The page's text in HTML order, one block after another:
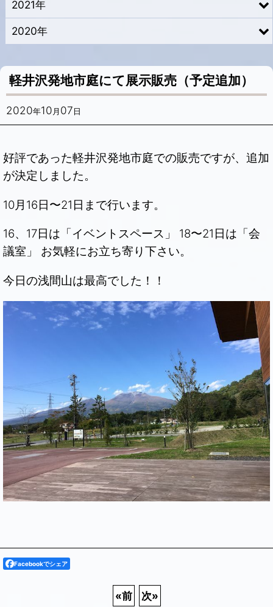
軽井沢発地市庭にて展示販売（予定追加）
2020年10月07日
好評であった軽井沢発地市庭での販売ですが、追加
が決定しました。
10月16日〜21日まで行います。
16、17日は「イベントスペース」 18〜21日は「会
議室」 お気軽にお立ち寄り下さい。
今日の浅間山は最高でした！！
Facebookでシェア
«前 次»
2021年
2020年